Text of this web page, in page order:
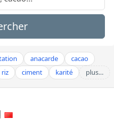
anacarde
cacao
riz ciment karité plus…